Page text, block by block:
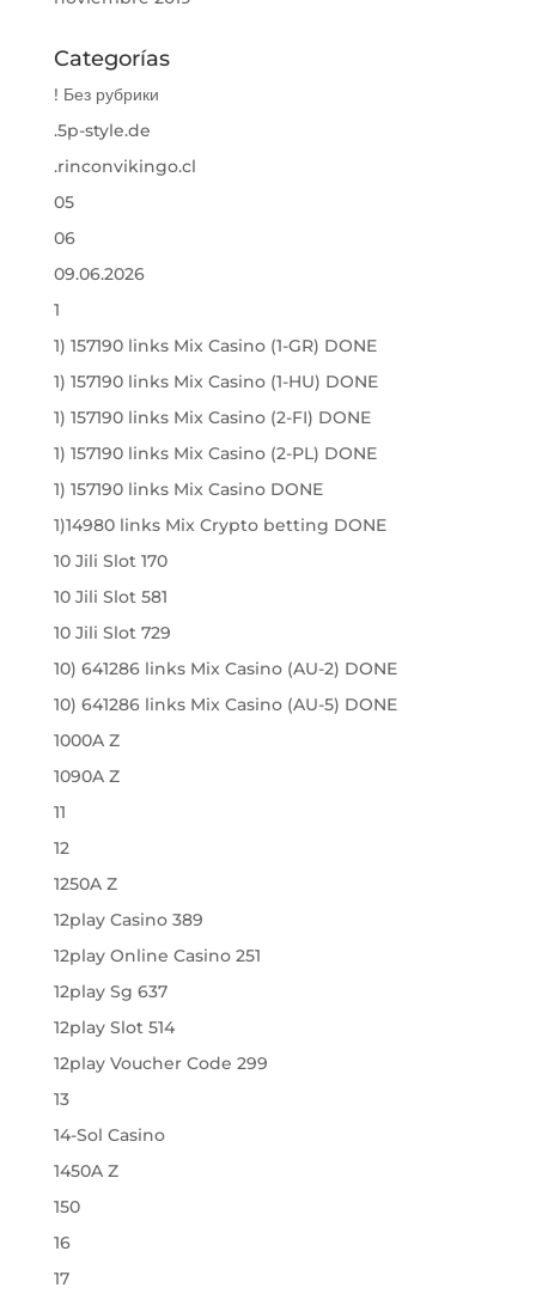
Categorías
! Без рубрики
.5p-style.de
.rinconvikingo.cl
05
06
09.06.2026
1
1) 157190 links Mix Casino (1-GR) DONE
1) 157190 links Mix Casino (1-HU) DONE
1) 157190 links Mix Casino (2-FI) DONE
1) 157190 links Mix Casino (2-PL) DONE
1) 157190 links Mix Casino DONE
1)14980 links Mix Crypto betting DONE
10 Jili Slot 170
10 Jili Slot 581
10 Jili Slot 729
10) 641286 links Mix Casino (AU-2) DONE
10) 641286 links Mix Casino (AU-5) DONE
1000A Z
1090A Z
11
12
1250A Z
12play Casino 389
12play Online Casino 251
12play Sg 637
12play Slot 514
12play Voucher Code 299
13
14-Sol Casino
1450A Z
150
16
17